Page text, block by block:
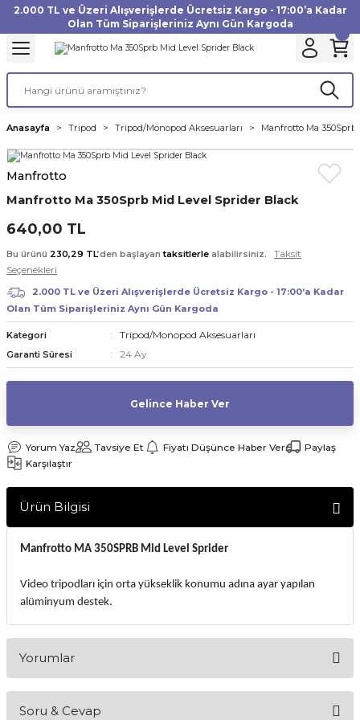
2.000 TL ve Üzeri Alışverişlerde Ücretsiz Kargo - 17:00’a Kadar
Olan Tüm Siparişleriniz Aynı Gün Kargoda
Geri Dön
Aksesuarları
Makinesi
Geri Dön
Geri Dön
Geri Dön
Geri Dön
Geri Dön
Geri Dön
Geri Dön
Geri Dön
Geri Dön
Geri Dön
Aksesuarları
Geri Dön
Anasayfa Tripod Tripod/Monopod Aksesuarları Manfrotto Ma
Manfrotto
Manfrotto Ma 350Sprb Mid Level Sprider Black
640,00 TL
Bu ürünü 230,29 TL’den başlayantaksitlerle alabilirsiniz.
Taksit
Seçenekleri
2.000 TL ve Üzeri Alışverişlerde Ücretsiz Kargo - 17:00’a Kadar
Olan Tüm Siparişleriniz Aynı Gün Kargoda
Kategori Tripod/Monopod Aksesuarları
Garanti Süresi 24 Ay
Gelince Haber Ver
Yorum Yaz Tavsiye Et Fiyatı Düşünce Haber Ver
Paylaş
Karşılaştır
Ürün Bilgisi
Manfrotto MA 350SPRB Mid Level Sprider
Video tripodları için orta yükseklik konumu adına ayar yapılan
alüminyum destek.
Yorumlar
Soru & Cevap